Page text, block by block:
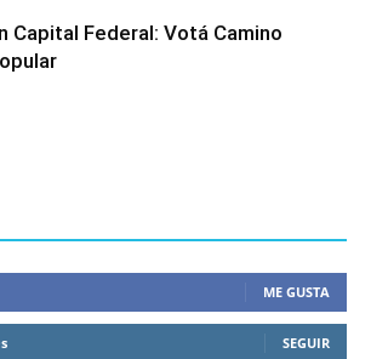
Capital Federal: Votá Camino
ME GUSTA
SEGUIR